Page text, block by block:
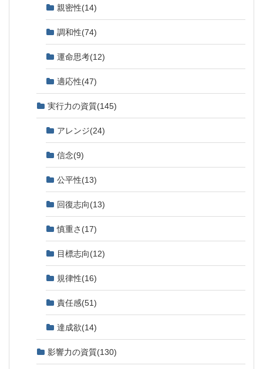
親密性(14)
調和性(74)
運命思考(12)
適応性(47)
実行力の資質(145)
アレンジ(24)
信念(9)
公平性(13)
回復志向(13)
慎重さ (17)
目標志向(12)
規律性(16)
責任感(51)
達成欲(14)
影響力の資質(130)